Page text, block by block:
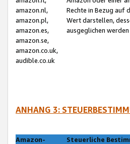
amazon.nl,
amazon.pl,
amazon.es,
amazon.se,
amazon.co.uk,
audible.co.uk
Rechte in Bezug auf
Wert darstellen,
ausgeglichen werden
ANHANG 3:
Amazon-
Steuerliche